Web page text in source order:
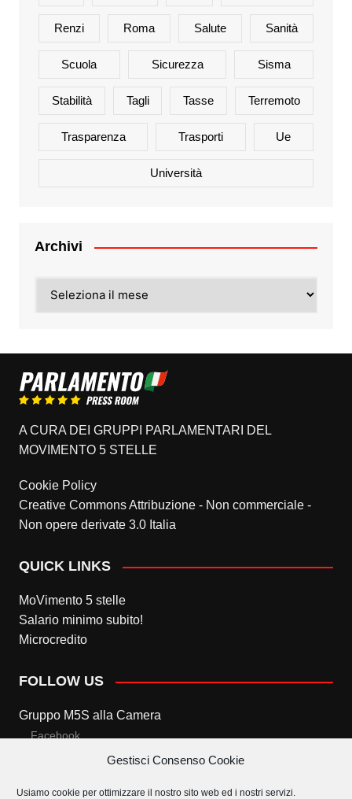
Gestisci Consenso Cookie
Usiamo cookie per ottimizzare il nostro sito web ed i nostri servizi.
Renzi Roma Salute Sanità
Scuola Sicurezza Sisma
Stabilità Tagli Tasse Terremoto
Trasparenza Trasporti Ue
Università
Archivi
A CURA DEI GRUPPI PARLAMENTARI DEL
MOVIMENTO 5 STELLE
Cookie Policy
Creative Commons Attribuzione - Non commerciale -
Non opere derivate 3.0 Italia
QUICK LINKS
MoVimento 5 stelle
Salario minimo subito!
Microcredito
FOLLOW US
Gruppo M5S alla Camera
Facebook